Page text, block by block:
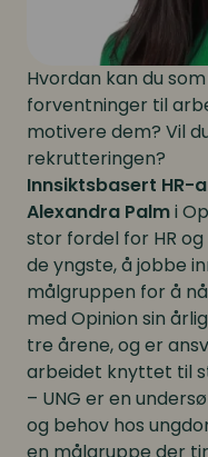
Hvordan kan du
forventninger til
motivere dem? Vil
rekrutteringen?
Innsiktsbasert HR-
Alexandra Palmi
stor fordel for HR
de yngste, å jobbe
målgruppen for å
med Opinion sin
tre årene, og er
arbeidet knyttet til
– UNG er en
og behov hos